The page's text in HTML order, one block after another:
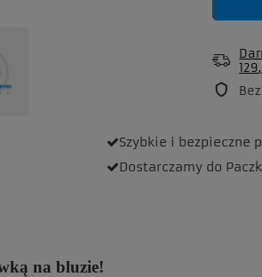
Szybkie i bezpieczne
Dostarczamy do
na bluzie!